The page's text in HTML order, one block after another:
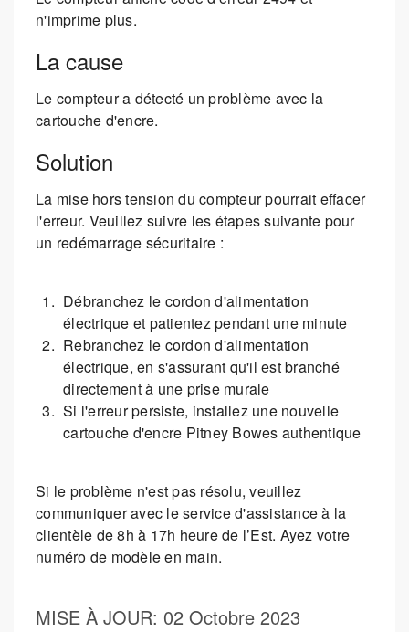
n'imprime plus.
La cause
Le compteur a détecté un problème avec la
cartouche d'encre.
Solution
La mise hors tension du compteur pourrait effacer
l'erreur. Veuillez suivre les étapes suivante pour
un redémarrage sécuritaire :
Débranchez le cordon d'alimentation
électrique et patientez pendant une minute
Rebranchez le cordon d'alimentation
électrique, en s'assurant qu'il est branché
directement à une prise murale
Si l'erreur persiste, installez une nouvelle
cartouche d'encre Pitney Bowes authentique
Si le problème n'est pas résolu, veuillez
communiquer avec le service d'assistance à la
clientèle de 8h à 17h heure de l’Est. Ayez votre
numéro de modèle en main.
MISE À JOUR: 02 Octobre 2023